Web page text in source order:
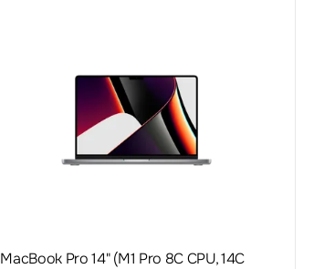
MacBook Pro 14" (M1 Pro 8C CPU, 14C